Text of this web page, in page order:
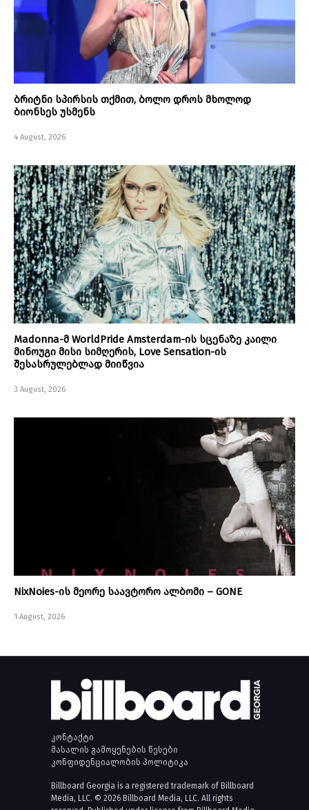
ბრიტნი სპირსის თქმით, ბოლო დროს მხოლოდ
ბიონსეს უსმენს
4 August, 2026
Madonna-მ WorldPride Amsterdam-ის სცენაზე კაილი
მინოუგი მისი სიმღერის, Love Sensation-ის
შესასრულებლად მიიწვია
3 August, 2026
NixNoies-ის მეორე საავტორო ალბომი – GONE
1 August, 2026
კონტაქტი
მასალის გამოყენების წესები
კონფიდენციალობის პოლიტიკა
Billboard Georgia is a registered trademark of Billboard
Media, LLC. © 2026 Billboard Media, LLC. All rights